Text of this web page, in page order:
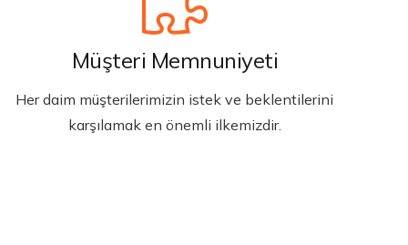
Müşteri Memnuniyeti
Her daim müşterilerimizin istek ve beklentilerini
karşılamak en önemli ilkemizdir.